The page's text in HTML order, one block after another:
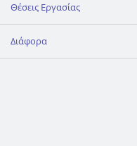
Θέσεις Εργασίας
Διάφορα